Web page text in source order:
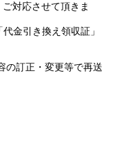
対応させて頂きま
金引き換え領収証」
の訂正・変更等で再送